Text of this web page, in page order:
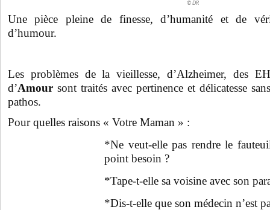
© DR
Une pièce pleine de finesse, d’humanité et de
d’humour.
Les problèmes de la vieillesse,d’Alzheimer, des
d’Amour sont traités avec pertinence et délicatesse
pathos.
Pour quelles raisons « Votre Maman » :
*Ne veut-elle pas rendre le
point besoin ?
*Tape-t-elle sa voisine avec son
*Dis-t-elle que son médecin n’est